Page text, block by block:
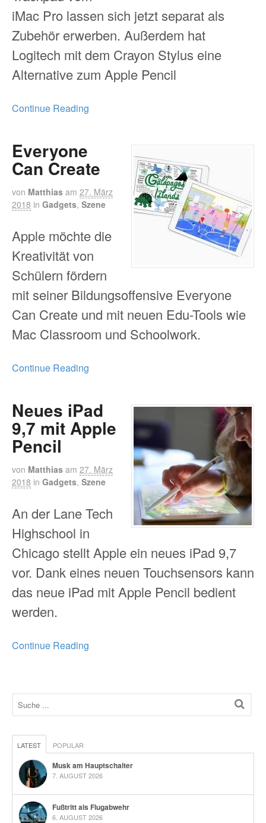
iMac Pro lassen sich jetzt separat als
Zubehör erwerben. Außerdem hat
Logitech mit dem Crayon Stylus eine
Alternative zum Apple Pencil
Continue Reading
Everyone
Can Create
von Matthias am 27. März
2018 in Gadgets, Szene
Apple möchte die
Kreativität von
Schülern fördern
mit seiner Bildungsoffensive Everyone
Can Create und mit neuen Edu-Tools wie
Mac Classroom und Schoolwork.
Continue Reading
Neues iPad
9,7 mit Apple
Pencil
von Matthias am 27. März
2018 in Gadgets, Szene
An der Lane Tech
Highschool in
Chicago stellt Apple ein neues iPad 9,7
vor. Dank eines neuen Touchsensors kann
das neue iPad mit Apple Pencil bedient
werden.
Continue Reading
LATEST POPULAR
Musk am Hauptschalter
7. AUGUST 2026
Fußtritt als Flugabwehr
6. AUGUST 2026